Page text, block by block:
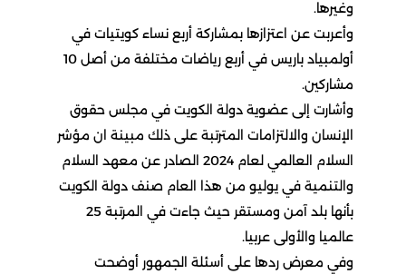
وغيرها.
وأعربت عن اعتزازها بمشاركة أربع نساء كويتيات في
أولمبياد باريس في أربع رياضات مختلفة من أصل 10
مشاركين.
‎وأشارت إلى عضوية دولة الكويت في مجلس حقوق
الإنسان والالتزامات المترتبة على ذلك مبينة ان مؤشر
السلام العالمي لعام 2024 الصادر عن معهد السلام
والتنمية في يوليو من هذا العام صنف دولة الكويت
بأنها بلد آمن ومستقر حيث جاءت في المرتبة 25
عالميا والأولى عربيا.
وفي معرض ردها على أسئلة الجمهور أوضحت